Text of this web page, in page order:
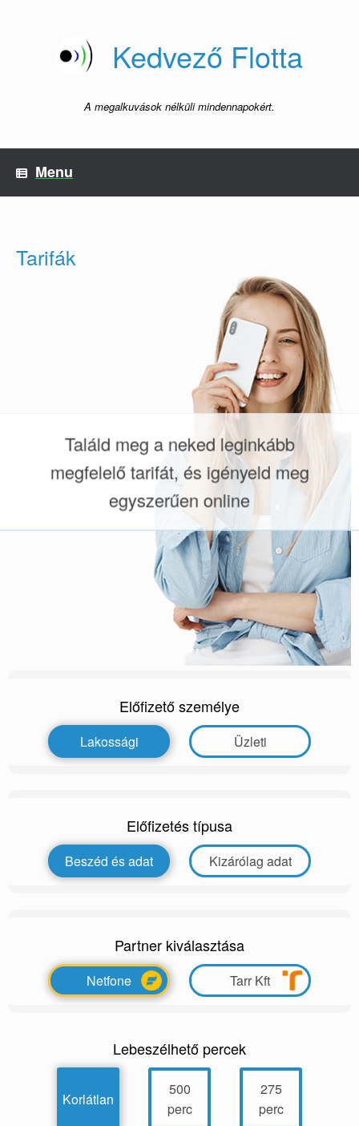
Kedvező Flotta
A megalkuvások nélküli mindennapokért.
Menu
Tarifák
Találd meg a neked leginkább
megfelelő tarifát, és igényeld meg
egyszerűen online
Előfizető személye
Lakossági Üzleti
Előfizetés típusa
Beszéd és adat Kizárólag adat
Partner kiválasztása
Netfone Tarr Kft
Lebeszélhető percek
Korlátlan
500
perc
275
perc